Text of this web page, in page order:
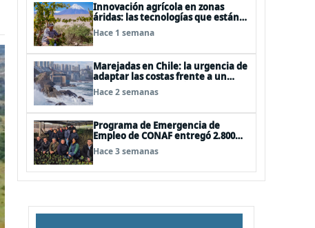
Innovación agrícola en zonas
áridas: las tecnologías que están
transformando el desierto de
Atacama
Hace 1 semana
Marejadas en Chile: la urgencia de
adaptar las costas frente a un
entorno cada vez más desafiante
Hace 2 semanas
Programa de Emergencia de
Empleo de CONAF entregó 2.800
árboles nativos y ornamentales a
siete comunas de la región de
Hace 3 semanas